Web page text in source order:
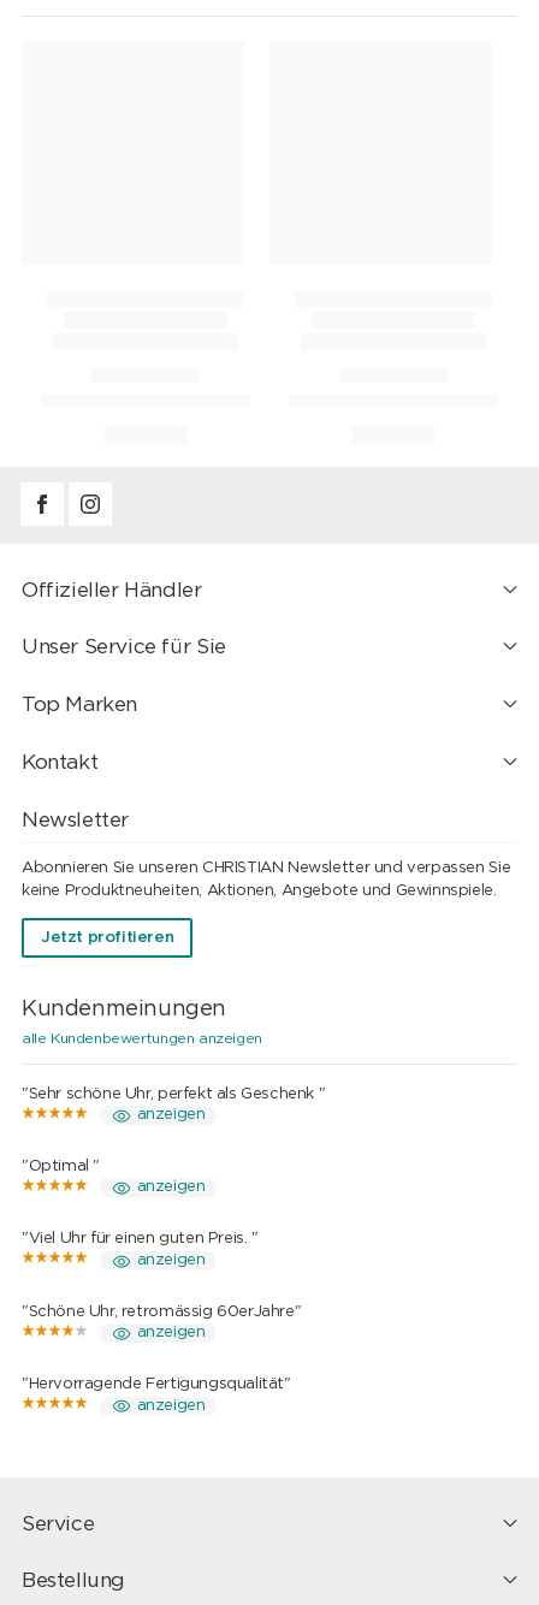
Offizieller Händler
Unser Service für Sie
Top Marken
Kontakt
Newsletter
Abonnieren Sie unseren CHRISTIAN Newsletter und verpassen Sie
keine Produktneuheiten, Aktionen, Angebote und Gewinnspiele.
Jetzt profitieren
Kundenmeinungen
alle Kundenbewertungen anzeigen
"Sehr schöne Uhr, perfekt als Geschenk "
anzeigen
"Optimal "
anzeigen
"Viel Uhr für einen guten Preis. "
anzeigen
"Schöne Uhr, retromässig 60erJahre"
anzeigen
"Hervorragende Fertigungsqualität"
anzeigen
Service
Bestellung